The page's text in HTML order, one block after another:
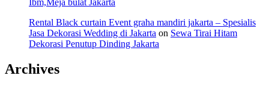
Rental Black curtain Event graha mandiri jakarta – Spesialis
Jasa Dekorasi Wedding di Jakarta on Sewa Tirai Hitam
Dekorasi Penutup Dinding Jakarta
Archives